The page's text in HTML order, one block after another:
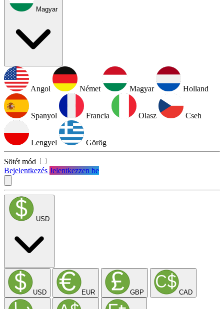
Magyar
Angol Német Magyar Holland
Spanyol Francia Olasz Cseh
Lengyel Görög
Sötét mód
Bejelentkezés Jelentkezzen be
USD
USD EUR GBP CAD